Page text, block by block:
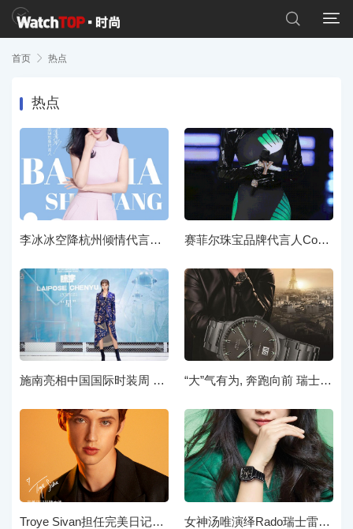


首页  热点
热点
李冰冰空降杭州倾情代言年度最火白茶茶饮 赛菲尔珠宝品牌代言人CoCo李玟再次演绎经典歌曲《刀马旦》
施南亮相中国国际时装周 时尚优雅气场十足 “大”气有为, 奔跑向前 瑞士美度表正式宣布郑恺成为品牌首位代言人
Troye Sivan担任完美日记品牌大使 女神汤唯演绎Rado瑞士雷达表2020全新广告大片